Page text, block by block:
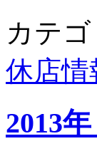
カテ
休店情
2013